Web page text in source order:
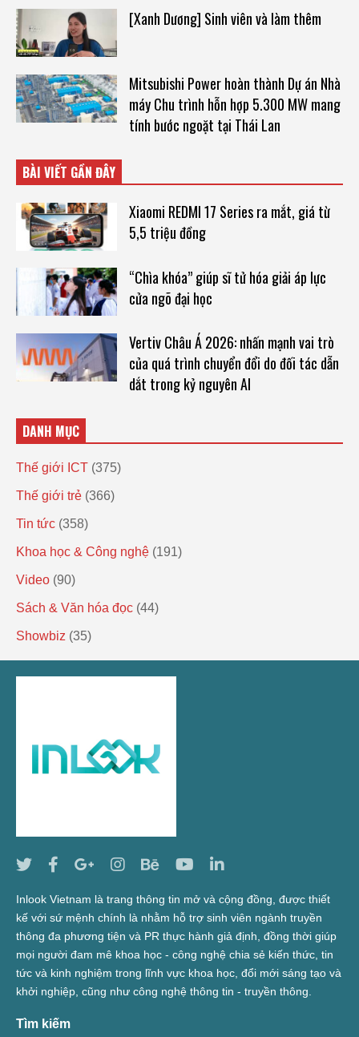
[Xanh Dương] Sinh viên và làm thêm
Mitsubishi Power hoàn thành Dự án Nhà
máy Chu trình hỗn hợp 5.300 MW mang
tính bước ngoặt tại Thái Lan
BÀI VIẾT GẦN ĐÂY
Xiaomi REDMI 17 Series ra mắt, giá từ
5,5 triệu đồng
“Chìa khóa” giúp sĩ tử hóa giải áp lực
cửa ngõ đại học
Vertiv Châu Á 2026: nhấn mạnh vai trò
của quá trình chuyển đổi do đối tác dẫn
dắt trong kỷ nguyên AI
DANH MỤC
Thế giới ICT (375)
Thế giới trẻ (366)
Tin tức (358)
Khoa học & Công nghệ (191)
Video (90)
Sách & Văn hóa đọc (44)
Showbiz (35)
Inlook Vietnam là trang thông tin mở và cộng đồng, được thiết
kế với sứ mệnh chính là nhằm hỗ trợ sinh viên ngành truyền
thông đa phương tiện và PR thực hành giả định, đồng thời giúp
mọi người đam mê khoa học - công nghệ chia sẻ kiến thức, tin
tức và kinh nghiệm trong lĩnh vực khoa học, đổi mới sáng tạo và
khởi nghiệp, cũng như công nghệ thông tin - truyền thông.
Tìm kiếm